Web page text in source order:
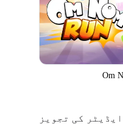
Om
ایڈیٹر کی تجویز